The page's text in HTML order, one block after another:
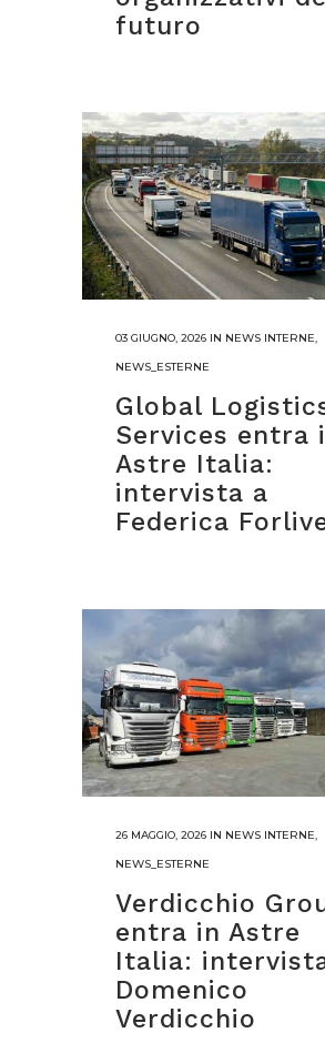
futuro
03 GIUGNO, 2026 IN NEWS INTERNE,
NEWS_ESTERNE
Global
Services entra
Astre Italia:
intervista a
Federica
26 MAGGIO, 2026 IN NEWS INTERNE,
NEWS_ESTERNE
Verdicchio
entra in Astre
Italia:
Domenico
Verdicchio